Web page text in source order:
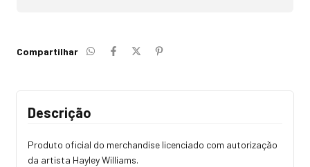
Compartilhar
Descrição
Produto oficial do merchandise licenciado com autorização
da artista Hayley Williams.